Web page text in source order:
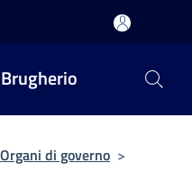
Organi di governo >